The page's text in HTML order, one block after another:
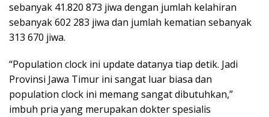
sebanyak 41.820 873 jiwa dengan jumlah kelahiran
sebanyak 602 283 jiwa dan jumlah kematian sebanyak
313 670 jiwa.
“Population clock ini update datanya tiap detik. Jadi
Provinsi Jawa Timur ini sangat luar biasa dan
population clock ini memang sangat dibutuhkan,”
imbuh pria yang merupakan dokter spesialis